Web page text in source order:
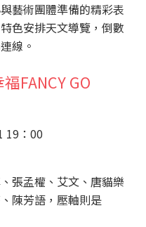
藝術團體準備的精彩表
色安排天文導覽，倒數
線。
FANCY GO
19：00
張孟權、艾文、唐貓樂
陳芳語，壓軸則是